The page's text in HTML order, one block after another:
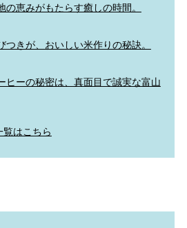
恵みがもたらす癒しの時間。
つきが、おいしい米作りの秘訣。
ヒーの秘密は、真面目で誠実な富山
はこちら